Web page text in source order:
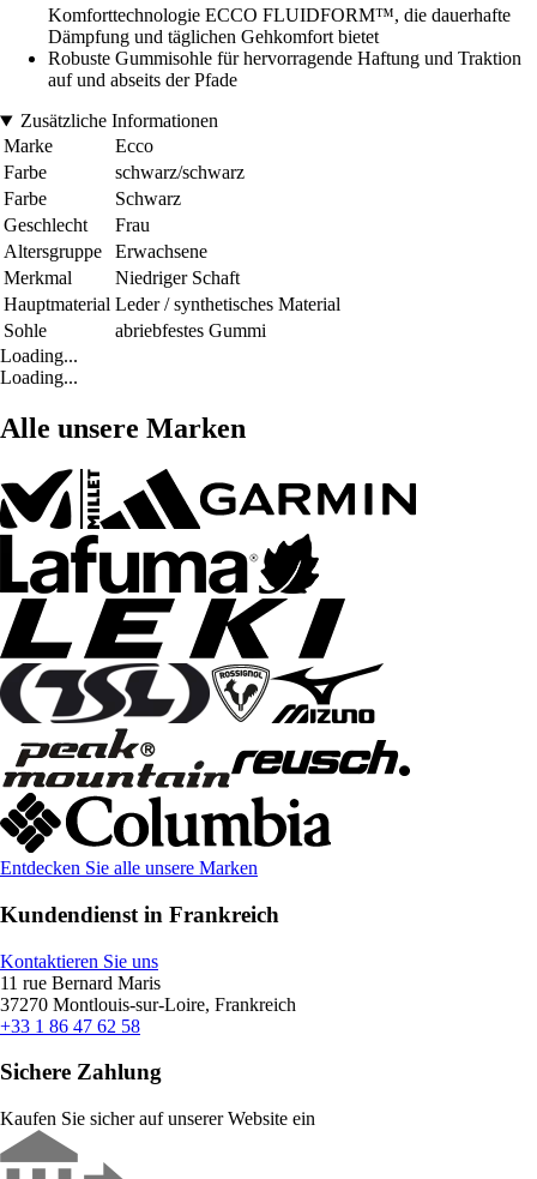
Komforttechnologie ECCO FLUIDFORM™, die dauerhafte
Dämpfung und täglichen Gehkomfort bietet
Robuste Gummisohle für hervorragende Haftung und Traktion
auf und abseits der Pfade
Zusätzliche Informationen
Marke
Ecco
Farbe
schwarz/schwarz
Farbe
Schwarz
Geschlecht
Frau
Altersgruppe
Erwachsene
Merkmal
Niedriger Schaft
Hauptmaterial Leder / synthetisches Material
Sohle
abriebfestes Gummi
Loading...
Loading...
Alle unsere Marken
Entdecken Sie alle unsere Marken
Kundendienst in Frankreich
Kontaktieren Sie uns
11 rue Bernard Maris
37270 Montlouis-sur-Loire, Frankreich
+33 1 86 47 62 58
Sichere Zahlung
Kaufen Sie sicher auf unserer Website ein